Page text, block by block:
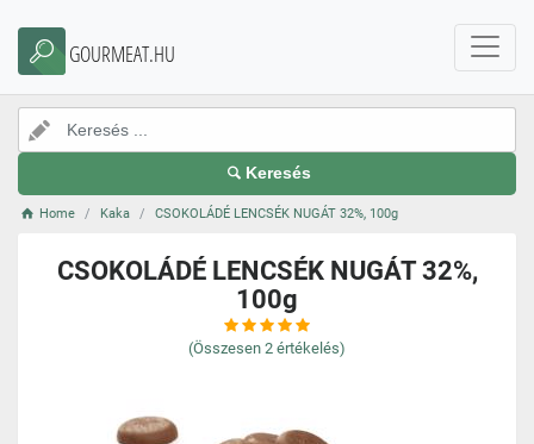
GOURMEAT.HU
Keresés
Home Kaka CSOKOLÁDÉ LENCSÉK NUGÁT 32%, 100g
CSOKOLÁDÉ LENCSÉK NUGÁT 32%,
100g
(Összesen 2 értékelés)